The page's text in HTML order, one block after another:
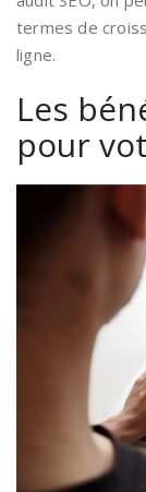
termes de
ligne.
Les
pour